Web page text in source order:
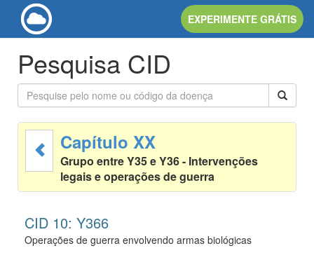
EXPERIMENTE GRÁTIS
Pesquisa CID
Capítulo XX
Grupo entre Y35 e Y36 - Intervenções
legais e operações de guerra
CID 10: Y366
Operações de guerra envolvendo armas biológicas